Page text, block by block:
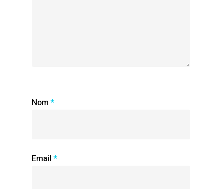
Nom *
Email *